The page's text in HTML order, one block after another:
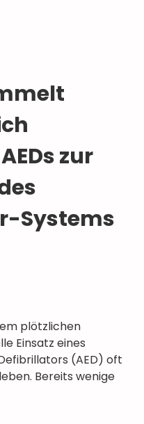
zur
Systems
plötzlichen
Einsatz eines
(AED) oft
Bereits wenige